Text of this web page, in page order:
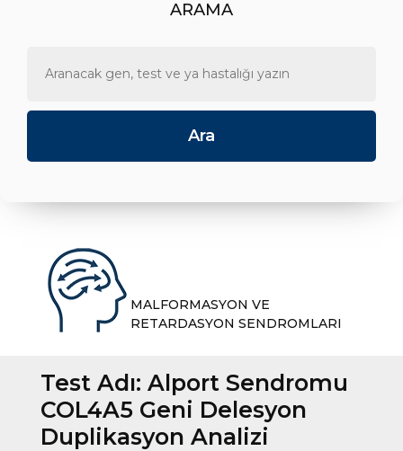
ARAMA
MALFORMASYON VE
RETARDASYON SENDROMLARI
Test Adı: Alport Sendromu
COL4A5 Geni Delesyon
Duplikasyon Analizi